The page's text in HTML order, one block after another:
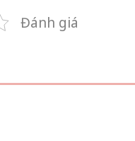
Đánh giá